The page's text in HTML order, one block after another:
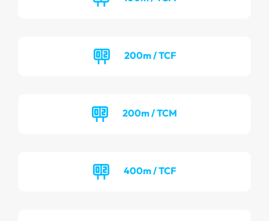
200m / TCF
200m / TCM
400m / TCF